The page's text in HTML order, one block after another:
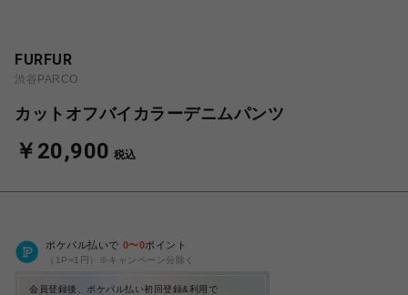
FURFUR
渋谷PARCO
カットオフバイカラーデニムパンツ
￥20,900 税込
ポケパル払いで 0〜0ポイント
（1P=1円）※キャンペーン分除く
会員登録後、ポケパル払い初回登録&利用で